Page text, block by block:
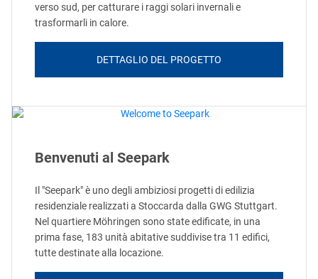
verso sud, per catturare i raggi solari invernali e
trasformarli in calore.
DETTAGLIO DEL PROGETTO
Benvenuti al Seepark
Il "Seepark" è uno degli ambiziosi progetti di edilizia
residenziale realizzati a Stoccarda dalla GWG Stuttgart.
Nel quartiere Möhringen sono state edificate, in una
prima fase, 183 unità abitative suddivise tra 11 edifici,
tutte destinate alla locazione.